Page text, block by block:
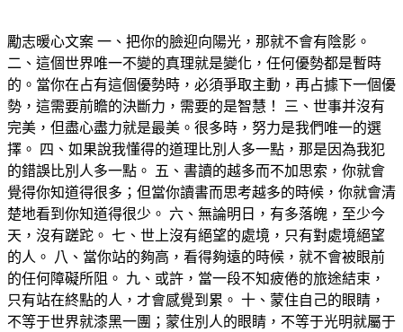
勵志暖心文案 一、把你的臉迎向陽光，那就不會有陰影。
二、這個世界唯一不變的真理就是變化，任何優勢都是暫時
的。當你在占有這個優勢時，必須爭取主動，再占據下一個優
勢，這需要前瞻的決斷力，需要的是智慧！ 三、世事并沒有
完美，但盡心盡力就是最美。很多時，努力是我們唯一的選
擇。 四、如果說我懂得的道理比別人多一點，那是因為我犯
的錯誤比別人多一點。 五、書讀的越多而不加思索，你就會
覺得你知道得很多；但當你讀書而思考越多的時候，你就會清
楚地看到你知道得很少。 六、無論明日，有多落魄，至少今
天，沒有蹉跎。 七、世上沒有絕望的處境，只有對處境絕望
的人。 八、當你站的夠高，看得夠遠的時候，就不會被眼前
的任何障礙所阻。 九、或許，當一段不知疲倦的旅途結束，
只有站在終點的人，才會感覺到累。 十、蒙住自己的眼睛，
不等于世界就漆黑一團；蒙住別人的眼睛，不等于光明就屬于